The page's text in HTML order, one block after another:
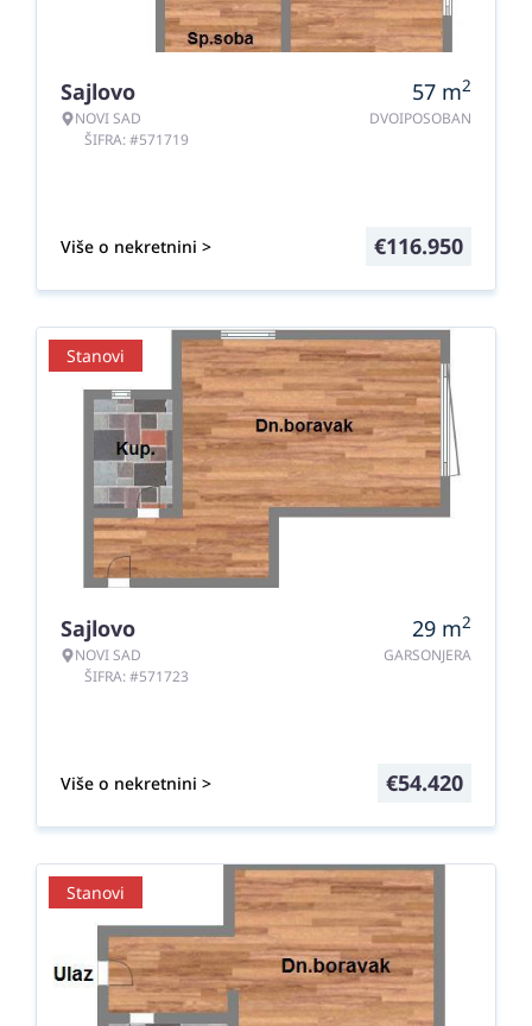
Sajlovo
NOVI SAD
ŠIFRA: #571719
57 m2
DVOIPOSOBAN
Više o nekretnini > €116.950
Stanovi
Sajlovo
NOVI SAD
ŠIFRA: #571723
29 m2
GARSONJERA
Više o nekretnini > €54.420
Stanovi